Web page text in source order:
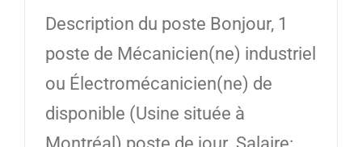
Description du poste Bonjour, 1
poste de Mécanicien(ne) industriel
ou Électromécanicien(ne) de
disponible (Usine située à